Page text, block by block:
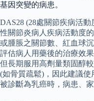
基因突變的病患。
DAS28 (28處關節疾病活
性關節炎病人疾病活動度
或腫脹之關節數、紅血球
評估病人用藥後的治療效
但長期服用高劑量類固醇
(如骨質疏鬆)，因此建議
被診斷為乳癌時，病患、